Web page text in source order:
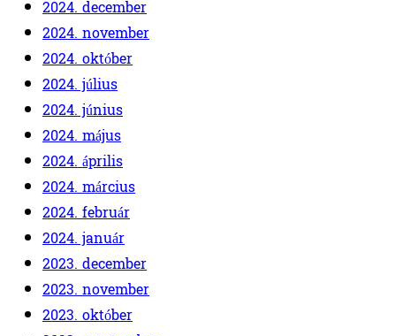
2024. december
2024. november
2024. október
2024. július
2024. június
2024. május
2024. április
2024. március
2024. február
2024. január
2023. december
2023. november
2023. október